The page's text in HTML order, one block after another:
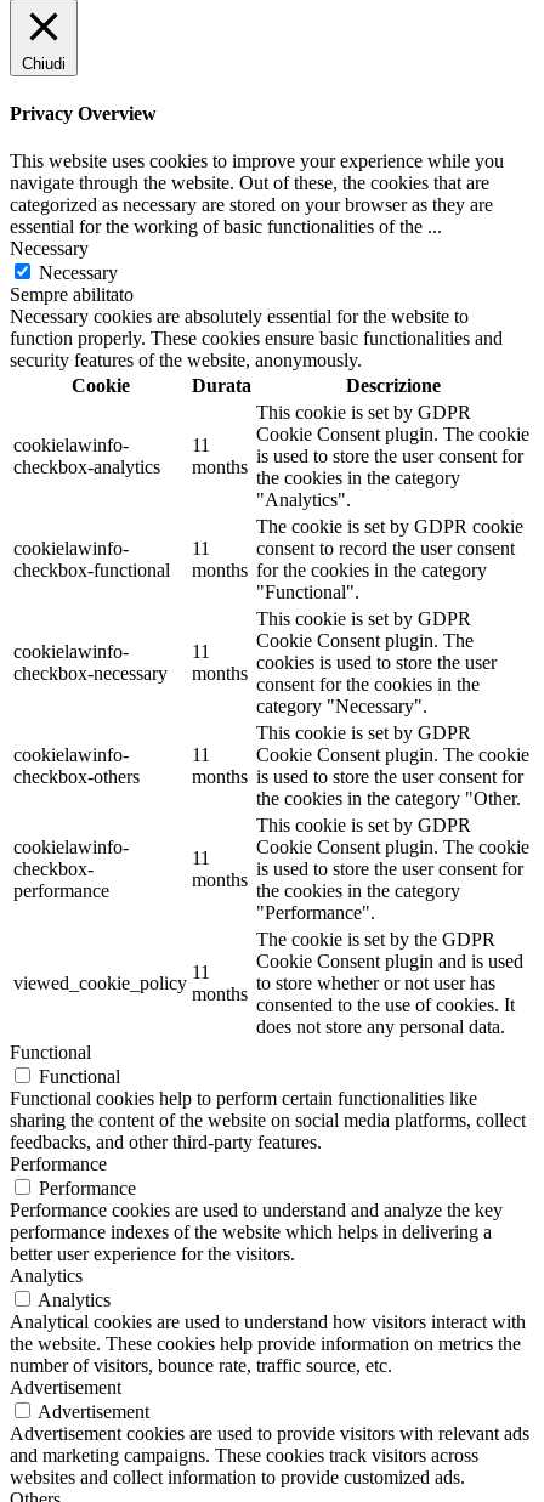
Chiudi
Privacy Overview
This website uses cookies to improve your experience while you
navigate through the website. Out of these, the cookies that are
categorized as necessary are stored on your browser as they are
essential for the working of basic functionalities of the ...
Necessary
Necessary
Sempre abilitato
Necessary cookies are absolutely essential for the website to
function properly. These cookies ensure basic functionalities and
security features of the website, anonymously.
Cookie
Durata Descrizione
cookielawinfo-
checkbox-analytics
11
months
This cookie is set by GDPR
Cookie Consent plugin. The cookie
is used to store the user consent for
the cookies in the category
"Analytics".
cookielawinfo-
checkbox-functional
11
months
The cookie is set by GDPR cookie
consent to record the user consent
for the cookies in the category
"Functional".
cookielawinfo-
checkbox-necessary
11
months
This cookie is set by GDPR
Cookie Consent plugin. The
cookies is used to store the user
consent for the cookies in the
category "Necessary".
cookielawinfo-
checkbox-others
11
months
This cookie is set by GDPR
Cookie Consent plugin. The cookie
is used to store the user consent for
the cookies in the category "Other.
cookielawinfo-
checkbox-
performance
11
months
This cookie is set by GDPR
Cookie Consent plugin. The cookie
is used to store the user consent for
the cookies in the category
"Performance".
viewed_cookie_policy
11
months
The cookie is set by the GDPR
Cookie Consent plugin and is used
to store whether or not user has
consented to the use of cookies. It
does not store any personal data.
Functional
Functional
Functional cookies help to perform certain functionalities like
sharing the content of the website on social media platforms, collect
feedbacks, and other third-party features.
Performance
Performance
Performance cookies are used to understand and analyze the key
performance indexes of the website which helps in delivering a
better user experience for the visitors.
Analytics
Analytics
Analytical cookies are used to understand how visitors interact with
the website. These cookies help provide information on metrics the
number of visitors, bounce rate, traffic source, etc.
Advertisement
Advertisement
Advertisement cookies are used to provide visitors with relevant ads
and marketing campaigns. These cookies track visitors across
websites and collect information to provide customized ads.